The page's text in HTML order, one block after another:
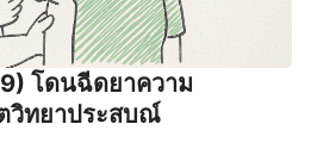
โดนฉีดยาความ
วิทยาประสบณ์